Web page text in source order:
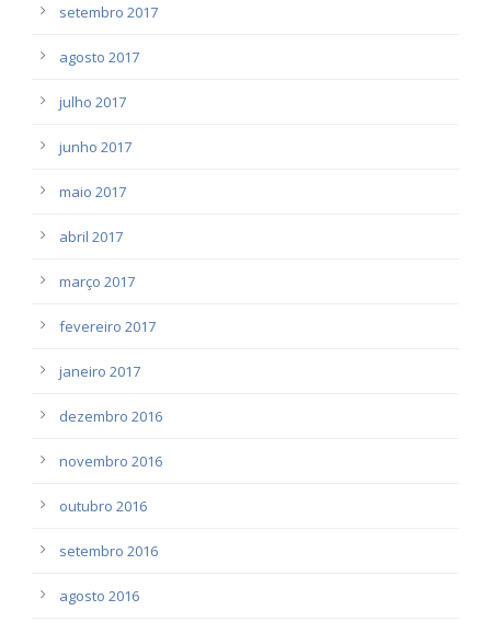
setembro 2017
agosto 2017
julho 2017
junho 2017
maio 2017
abril 2017
março 2017
fevereiro 2017
janeiro 2017
dezembro 2016
novembro 2016
outubro 2016
setembro 2016
agosto 2016